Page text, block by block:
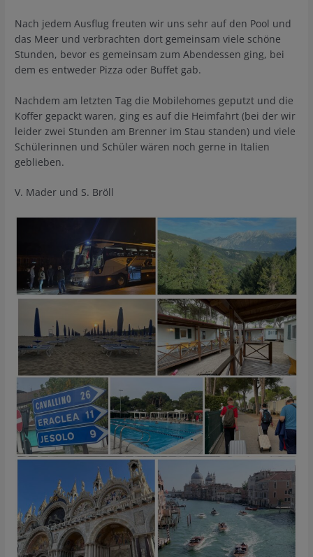
Nach jedem Ausflug freuten wir uns sehr auf den Pool und
das Meer und verbrachten dort gemeinsam viele schöne
Stunden, bevor es gemeinsam zum Abendessen ging, bei
dem es entweder Pizza oder Buffet gab.
Nachdem am letzten Tag die Mobilehomes geputzt und die
Koffer gepackt waren, ging es auf die Heimfahrt (bei der wir
leider zwei Stunden am Brenner im Stau standen) und viele
Schülerinnen und Schüler wären noch gerne in Italien
geblieben.
V. Mader und S. Bröll